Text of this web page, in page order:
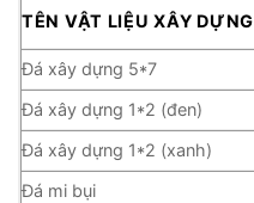
TÊN VẬT LIỆU XÂY DỰNG
Đá xây dựng 5*7
Đá xây dựng 1*2 (đen)
Đá xây dựng 1*2 (xanh)
Đá mi bụi